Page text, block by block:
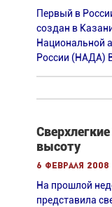
Первый в
создан в
Национальной
России (НАДА)
высоту
6 февраля 2008
На прошлой
представила